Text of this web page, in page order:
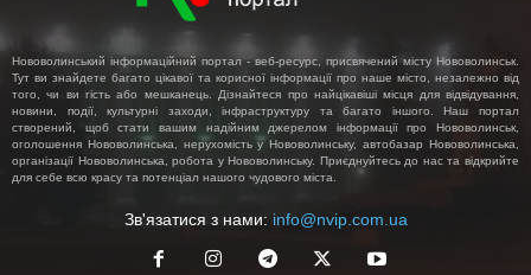
Нововолинський інформаційний портал - веб-ресурс, присвячений місту Нововолинськ.
Тут ви знайдете багато цікавої та корисної інформації про наше місто, незалежно від
того, чи ви гість або мешканець. Дізнайтеся про найцікавіші місця для відвідування,
новини, події, культурні заходи, інфраструктуру та багато іншого. Наш портал
створений, щоб стати вашим надійним джерелом інформації про Нововолинськ,
оголошення Нововолинська, нерухомість у Нововолинську, автобазар Нововолинська,
організації Нововолинська, робота у Нововолинську. Приєднуйтесь до нас та відкрийте
для себе всю красу та потенціал нашого чудового міста.
Зв'язатися з нами: info@nvip.com.ua